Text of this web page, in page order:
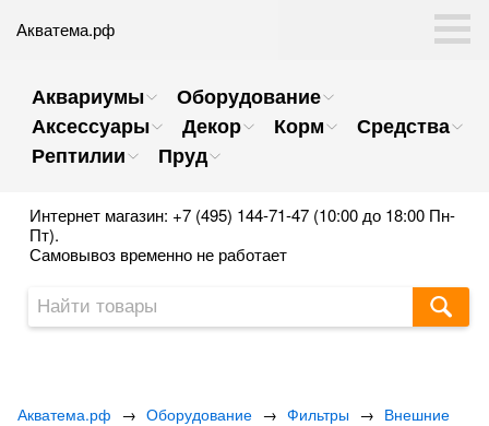
Акватема.рф
Аквариумы
Оборудование
Аксессуары
Декор Корм
Средства
Рептилии
Пруд
Интернет магазин: +7 (495) 144-71-47 (10:00 до 18:00 Пн-
Пт).
Самовывоз временно не работает
Акватема.рф → Оборудование → Фильтры → Внешние